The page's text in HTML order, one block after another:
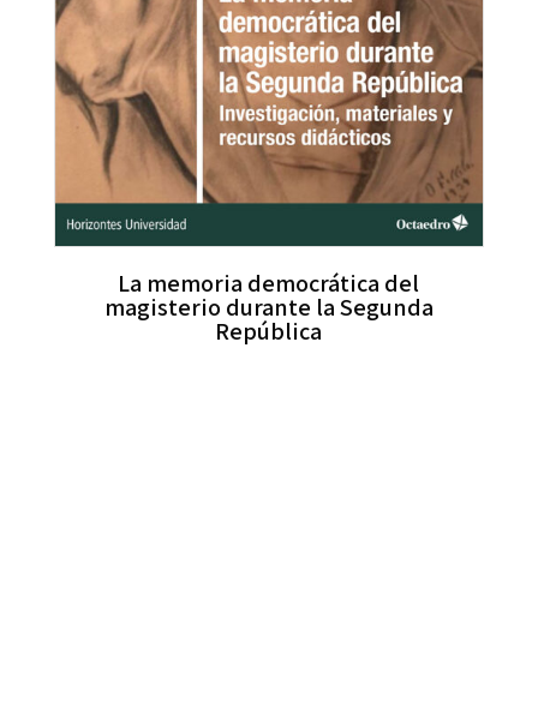
La memoria democrática del
magisterio durante la Segunda
República